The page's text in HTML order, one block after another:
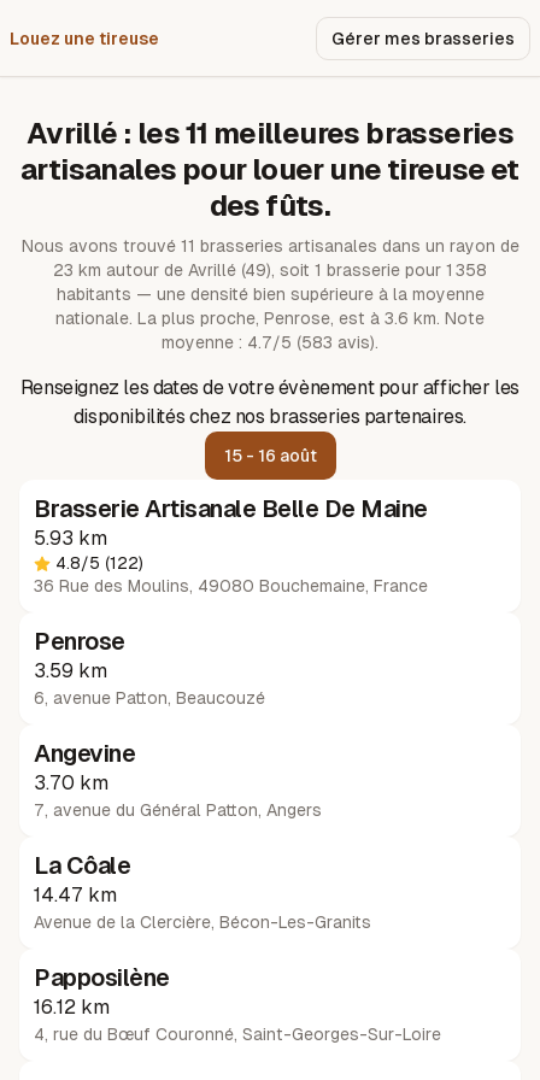
Louez une tireuse Gérer mes brasseries
Avrillé : les11 meilleures brasseries
artisanales pour louer une tireuse et
des fûts.
Nous avons trouvé 11 brasseries artisanales dans un rayon de
23 km autour de Avrillé (49), soit 1 brasserie pour 1 358
habitants — une densité bien supérieure à la moyenne
nationale. La plus proche, Penrose, est à 3.6 km. Note
moyenne : 4.7/5 (583 avis).
Renseignez les dates de votre évènement pour afficher les
disponibilités chez nos brasseries partenaires.
15 - 16 août
Brasserie Artisanale Belle De Maine
5.93 km
4.8/5 (122)
36 Rue des Moulins, 49080 Bouchemaine, France
Penrose
3.59 km
6, avenue Patton, Beaucouzé
Angevine
3.70 km
7, avenue du Général Patton, Angers
La Côale
14.47 km
Avenue de la Clercière, Bécon-Les-Granits
Papposilène
16.12 km
4, rue du Bœuf Couronné, Saint-Georges-Sur-Loire